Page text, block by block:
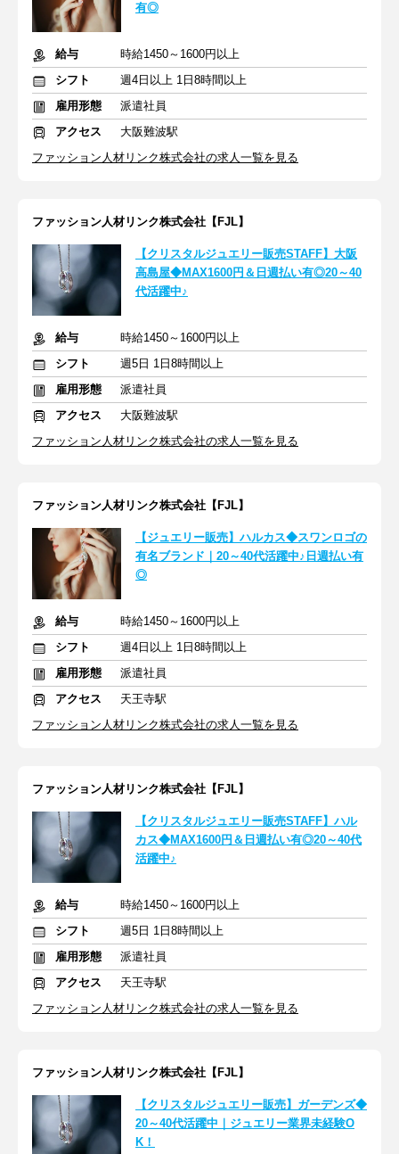
有◎
給与
時給1450～1600円以上
シフト
週4日以上 1日8時間以上
雇用形態
派遣社員
アクセス
大阪難波駅
ファッション人材リンク株式会社の求人一覧を見る
ファッション人材リンク株式会社【FJL】
【クリスタルジュエリー販売STAFF】大阪
高島屋◆MAX1600円＆日週払い有◎20～40
代活躍中♪
給与
時給1450～1600円以上
シフト
週5日 1日8時間以上
雇用形態
派遣社員
アクセス
大阪難波駅
ファッション人材リンク株式会社の求人一覧を見る
ファッション人材リンク株式会社【FJL】
【ジュエリー販売】ハルカス◆スワンロゴの
有名ブランド｜20～40代活躍中♪日週払い有
◎
給与
時給1450～1600円以上
シフト
週4日以上 1日8時間以上
雇用形態
派遣社員
アクセス
天王寺駅
ファッション人材リンク株式会社の求人一覧を見る
ファッション人材リンク株式会社【FJL】
【クリスタルジュエリー販売STAFF】ハル
カス◆MAX1600円＆日週払い有◎20～40代
活躍中♪
給与
時給1450～1600円以上
シフト
週5日 1日8時間以上
雇用形態
派遣社員
アクセス
天王寺駅
ファッション人材リンク株式会社の求人一覧を見る
ファッション人材リンク株式会社【FJL】
【クリスタルジュエリー販売】ガーデンズ◆
20～40代活躍中｜ジュエリー業界未経験O
K！